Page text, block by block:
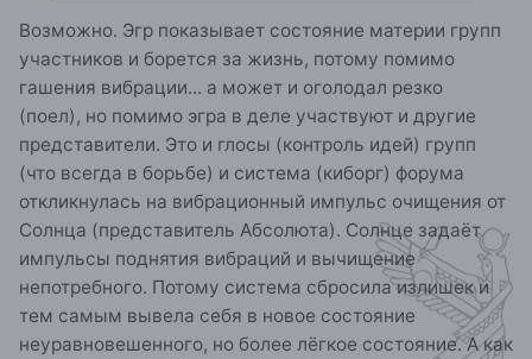
Возможно. Эгр показывает состояние материи групп
участников и борется за жизнь, потому помимо
гашения вибрации... а может и оголодал резко
(поел), но помимо эгра в деле участвуют и другие
представители. Это и глосы (контроль идей) групп
(что всегда в борьбе) и система (киборг) форума
откликнулась на вибрационный импульс очищения от
Солнца (представитель Абсолюта). Солнце задаёт
импульсы поднятия вибраций и вычищение
непотребного. Потому система сбросила излишек и
тем самым вывела себя в новое состояние
неуравновешенного, но более лёгкое состояние. А как